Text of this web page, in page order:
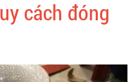
cách đóng